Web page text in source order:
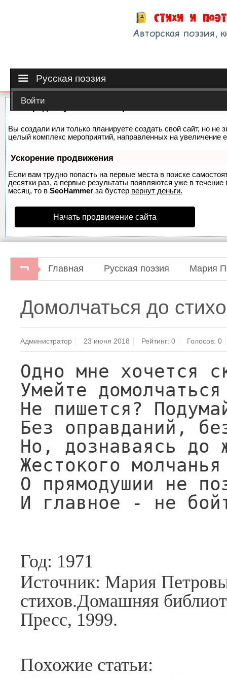
Русская поэзия
Войти
Вы создали или только планируете создать свой сайт, но не
целый комплекс мероприятий, направленных на увеличение
Ускорение продвижения
Если вам трудно попасть на первые места в поиске
десятки раз, а первые результаты появляются уже в
месяц, то в SeoHammer за бустер вернут деньги.
Начать продвижение сайта
Главная Русская поэзия Мария
Домолчаться до
Администратор 23 июня 2018 Рейтинг:0 Голосов: 0
Одно мне хочется
Умейте
Не пишется?
Без оправданий,
Но, дознаваясь до
Жестокого
О прямодушии не
И главное - не
Год: 1971
Источник: Мария
стихов.Домашняя
Пресс, 1999.
Похожие статьи: